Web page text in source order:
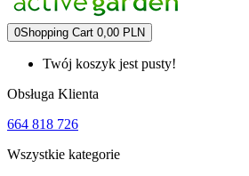
0Shopping Cart 0,00 PLN
Twój koszyk jest pusty!
Obsługa Klienta
664 818 726
Wszystkie kategorie